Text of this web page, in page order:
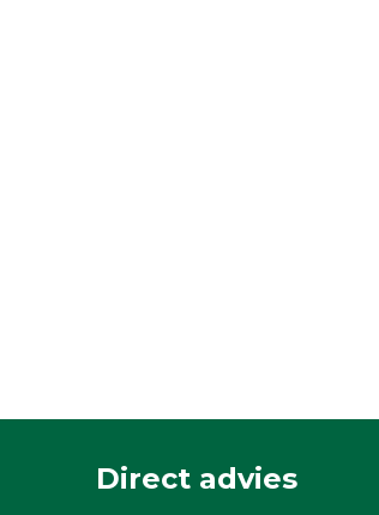
Direct advies